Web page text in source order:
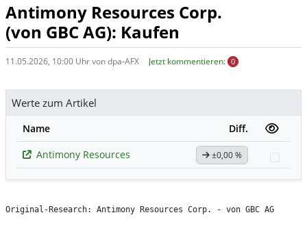
Antimony Resources Corp.
(von GBC AG): Kaufen
11.05.2026, 10:00 Uhr von dpa-AFX Jetzt kommentieren: 0
Werte zum Artikel
Name
Diff.
Antimony Resources
±0,00 %
Original-Research: Antimony Resources Corp. - von GBC AG